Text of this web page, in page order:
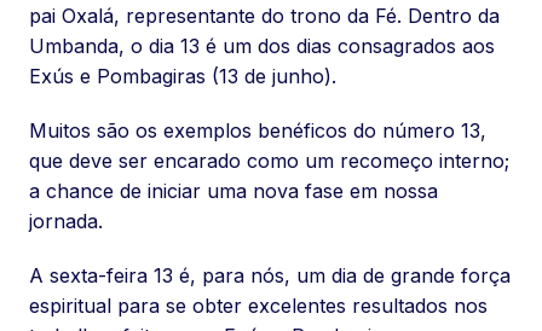
pai Oxalá, representante do trono da Fé. Dentro da
Umbanda, o dia 13 é um dos dias consagrados aos
Exús e Pombagiras (13 de junho).
Muitos são os exemplos benéficos do número 13,
que deve ser encarado como um recomeço interno;
a chance de iniciar uma nova fase em nossa
jornada.
A sexta-feira 13 é, para nós, um dia de grande força
espiritual para se obter excelentes resultados nos